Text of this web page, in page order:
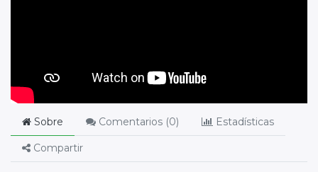
Sobre Comentarios (0) Estadísticas
Compartir